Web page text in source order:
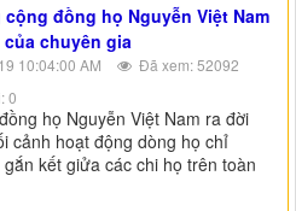
cộng đồng họ Nguyễn Việt Nam
chuyên gia
10:04:00 AM
Đã xem: 52092
0
họ Nguyễn Việt Nam ra đời
cảnh hoạt động dòng họ chỉ
kết giửa các chi họ trên toàn